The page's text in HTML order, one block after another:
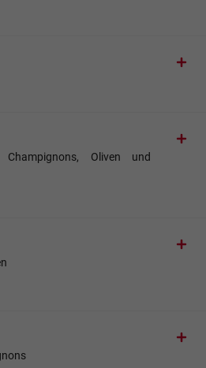
Oliven und